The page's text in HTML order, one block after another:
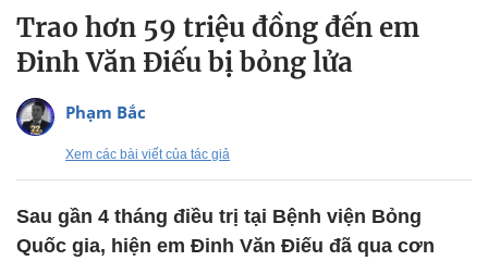
Trao hơn 59 triệu đồng đến em
Đinh Văn Điếu bị bỏng lửa
Phạm Bắc
Xem các bài viết của tác giả
Sau gần 4 tháng điều trị tại Bệnh viện Bỏng
Quốc gia, hiện em Đinh Văn Điếu đã qua cơn